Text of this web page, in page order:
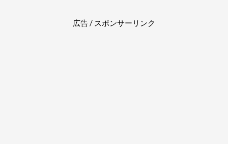
広告 / スポンサーリンク